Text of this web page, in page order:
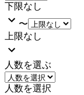
下限なし
〜
上限なし
人数を選ぶ
人数を選択